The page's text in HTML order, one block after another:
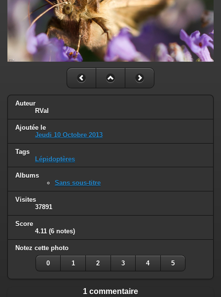
Auteur
RVal
Ajoutée le
Jeudi 10 Octobre 2013
Tags
Lépidoptères
Albums
Sans sous-titre
Visites
37891
Score
4.11 (6 notes)
Notez cette photo
0 1 2 3 4 5
1 commentaire